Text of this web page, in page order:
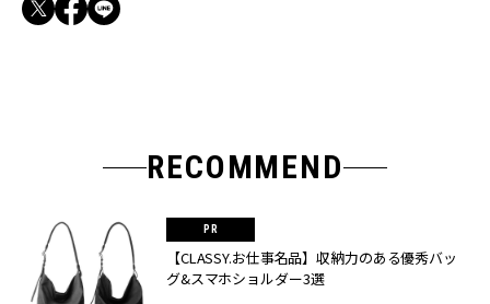
RECOMMEND
【CLASSY.お仕事名品】収納力のある優秀バッ
グ&スマホショルダー3選